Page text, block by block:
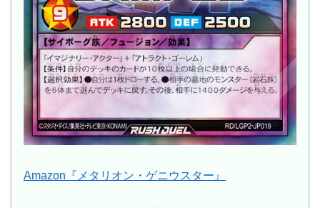
Amazon『メタリオン・ゲニウスター』